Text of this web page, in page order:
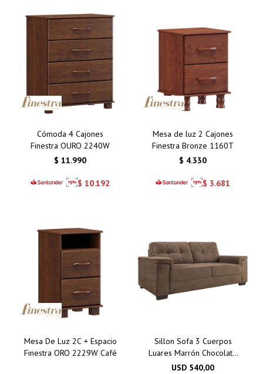
Cómoda 4 Cajones
Finestra OURO 2240W
$ 11.990
$ 10.192
Mesa de luz 2 Cajones
Finestra Bronze 1160T
$ 4.330
$ 3.681
Mesa De Luz 2C + Espacio
Finestra ORO 2229W Café
Sillon Sofa 3 Cuerpos
Luares Marrón Chocolate
- Gris Azulado
USD 540,00